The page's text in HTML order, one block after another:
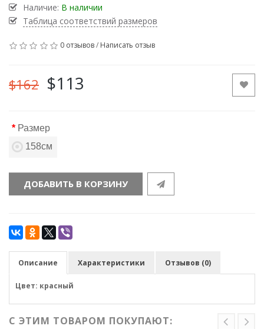
Наличие: В наличии
Таблица соответствий размеров
0 отзывов/ Написать отзыв
$162 $113
Размер
158см
ДОБАВИТЬ В КОРЗИНУ
Описание Характеристики Отзывов (0)
Цвет: красный
С ЭТИМ ТОВАРОМ ПОКУПАЮТ: